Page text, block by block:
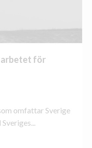
arbetet för
omfattar Sverige